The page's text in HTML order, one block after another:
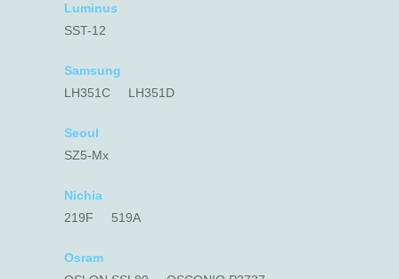
Luminus
SST-12
Samsung
LH351C
LH351D
Seoul
SZ5-Mx
Nichia
219F
519A
Osram